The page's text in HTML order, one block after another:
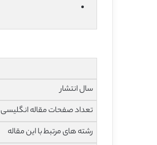
سال انتشار
تعداد صفحات مقاله انگلیسی
رشته های مرتبط با این مقاله